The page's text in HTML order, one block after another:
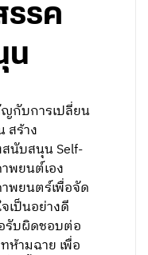
รรค
น
ญกับการเปลี่ยน
สร้าง
สนับสนุน Self-
พยนต์เอง
พยนตร์เพื่อจัด
จเป็นอย่างดี
รับผิดชอบต่อ
ห้ามฉาย เพื่อ